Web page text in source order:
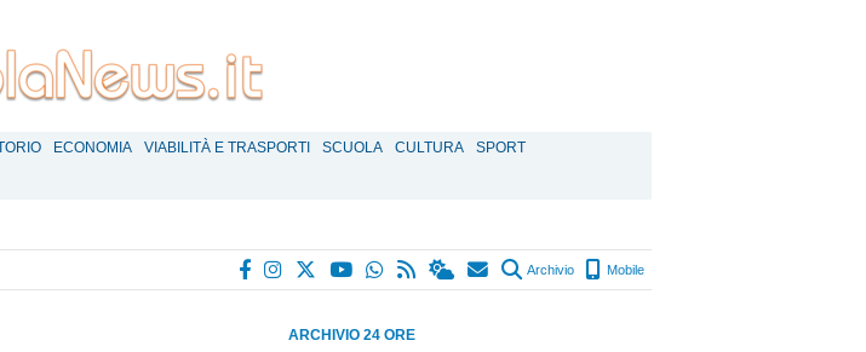
ECONOMIA VIABILITÀ E TRASPORTI SCUOLA CULTURA
SPORT
Archivio Mobile
ARCHIVIO 24 ORE